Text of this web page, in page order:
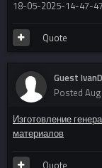
18-05-2025-14-47-
Quote
Guest
Posted
Изготовление
материалов